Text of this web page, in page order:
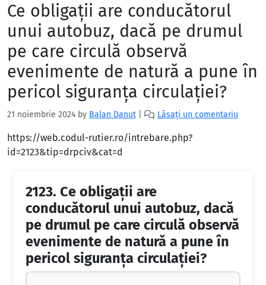
Ce obligaţii are conducătorul
unui autobuz, dacă pe drumul
pe care circulă observă
evenimente de natură a pune în
pericol siguranţa circulaţiei?
21 noiembrie 2024 by Balan Danut Lăsați un comentariu
https://web.codul-rutier.ro/intrebare.php?
id=2123&tip=drpciv&cat=d
2123. Ce obligaţii are
conducătorul unui autobuz, dacă
pe drumul pe care circulă observă
evenimente de natură a pune în
pericol siguranţa circulaţiei?